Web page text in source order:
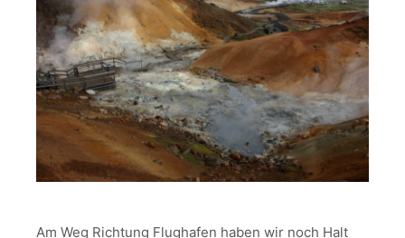
Am Weg Richtung Flughafen haben wir noch Halt